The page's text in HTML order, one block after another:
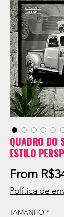
QUADRO DO
ESTILO
From
Política de
TAMANHO *